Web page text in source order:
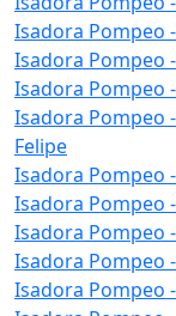
Isadora Pompeo
Isadora Pompeo
Isadora Pompeo
Isadora Pompeo
Felipe
Isadora Pompeo
Isadora Pompeo
Isadora Pompeo
Isadora Pompeo
Isadora Pompeo